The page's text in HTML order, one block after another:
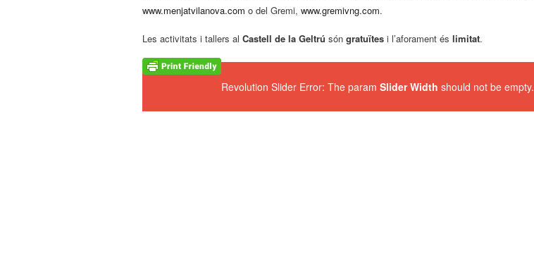
www.menjatvilanova.com o del Gremi, www.gremivng.com.
Les activitats i tallers al Castell de la Geltrú són gratuïtes i l’aforament és limitat.
Revolution Slider Error: The param Slider Width should not be empty.